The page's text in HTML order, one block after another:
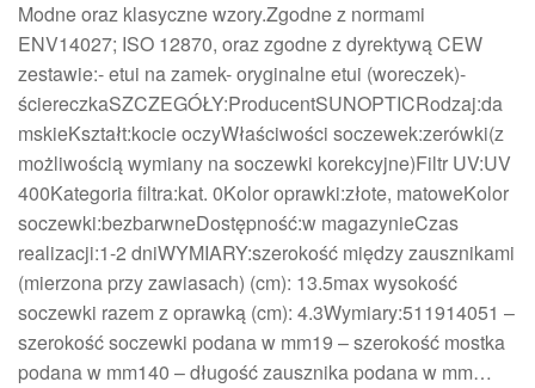
Modne oraz klasyczne wzory.Zgodne z normami
ENV14027; ISO 12870, oraz zgodne z dyrektywą CEW
zestawie:- etui na zamek- oryginalne etui (woreczek)-
ściereczkaSZCZEGÓŁY:ProducentSUNOPTICRodzaj:da
mskieKształt:kocie oczyWłaściwości soczewek:zerówki(z
możliwością wymiany na soczewki korekcyjne)Filtr UV:UV
400Kategoria filtra:kat. 0Kolor oprawki:złote, matoweKolor
soczewki:bezbarwneDostępność:w magazynieCzas
realizacji:1-2 dniWYMIARY:szerokość między zausznikami
(mierzona przy zawiasach) (cm): 13.5max wysokość
soczewki razem z oprawką (cm): 4.3Wymiary:511914051 –
szerokość soczewki podana w mm19 – szerokość mostka
podana w mm140 – długość zausznika podana w mm…